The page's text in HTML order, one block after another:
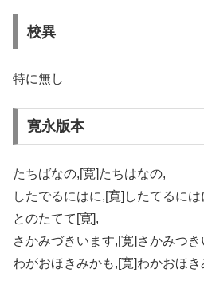
校異
特に無し
寛永版本
たちばなの,[寛]たちはなの,
したでるにはに,[寛]したてるには
とのたてて[寛],
さかみづきいます,[寛]さかみつき
わがおほきみかも,[寛]わかおほき